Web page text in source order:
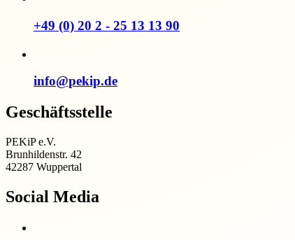
+49 (0) 20 2 - 25 13 13 90
info@pekip.de
Geschäftsstelle
PEKiP e.V.
Brunhildenstr. 42
42287 Wuppertal
Social Media